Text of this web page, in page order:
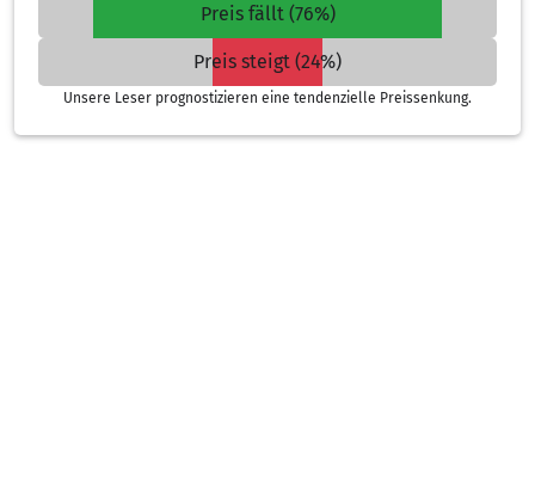
Preis fällt (76%)
Preis steigt (24%)
Unsere Leser prognostizieren eine tendenzielle Preissenkung.